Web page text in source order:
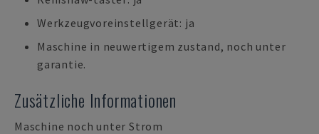
Werkzeugvoreinstellgerät: ja
Maschine in neuwertigem zustand, noch unter
garantie.
Zusätzliche Informationen
Maschine noch unter Strom